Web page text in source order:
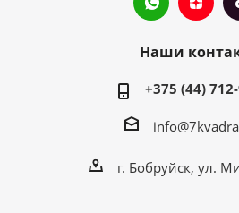
Наши
+375 (44)
г. Бобруйск, ул.